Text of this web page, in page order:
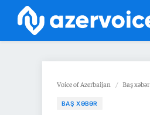
Voice of Azerbaijan / Baş xəbər
BAŞ XƏBƏR